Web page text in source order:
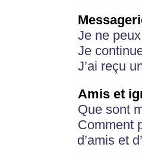
Je ne
Je
J’ai reçu
Amis et
Que sont
Comment
d’amis et